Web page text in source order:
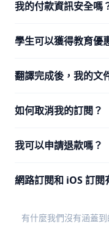
我的付款資訊安全嗎
學生可以獲得教育優
翻譯完成後，我的文
如何取消我的訂閱？
我可以申請退款嗎？
網路訂閱和 iOS 訂閱
有什麼我們沒有涵蓋